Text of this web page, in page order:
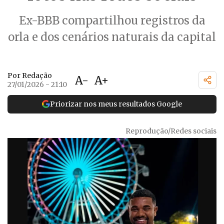
Ex-BBB compartilhou registros da
orla e dos cenários naturais da capital
Por Redação
27/01/2026 - 21:10
A- A+
Priorizar nos meus resultados Google
Reprodução/Redes sociais